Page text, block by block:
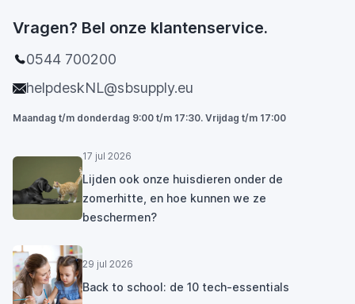
Vragen? Bel onze klantenservice.
0544 700200
helpdeskNL@sbsupply.eu
Maandag t/m donderdag 9:00 t/m 17:30. Vrijdag t/m 17:00
17 jul 2026
Lijden ook onze huisdieren onder de
zomerhitte, en hoe kunnen we ze
beschermen?
29 jul 2026
Back to school: de 10 tech-essentials